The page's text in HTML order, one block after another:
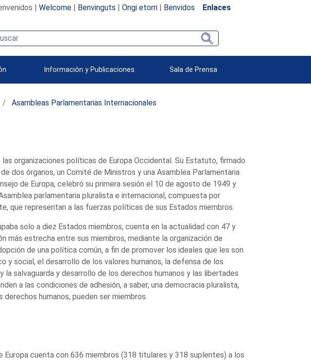
| Welcome| Benvinguts | Ongi etorri| Benvidos Enlaces
Información y Publicaciones Sala de Prensa
Asambleas Parlamentarias Internacionales
las organizaciones políticas de Europa Occidental. Su Estatuto, firmado
dos órganos, un Comité de Ministros y una Asamblea Parlamentaria.
de Europa, celebró su primera sesión el 10 de agosto de 1949 y
parlamentaria pluralista e internacional, compuesta por
que representan a las fuerzas políticas de sus Estados miembros.
solo a diez Estados miembros, cuenta en la actualidad con 47 y
más estrecha entre sus miembros, mediante la organización de
de una política común, a fin de promover los ideales que les son
y social, el desarrollo de los valores humanos, la defensa de los
la salvaguarda y desarrollo de los derechos humanos y las libertades
a las condiciones de adhesión, a saber, una democracia pluralista,
humanos, pueden ser miembros.
Europa cuenta con 636 miembros (318 titulares y 318 suplentes) a los